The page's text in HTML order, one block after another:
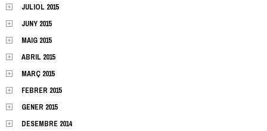
JULIOL 2015
JUNY 2015
MAIG 2015
ABRIL 2015
MARÇ 2015
FEBRER 2015
GENER 2015
DESEMBRE 2014